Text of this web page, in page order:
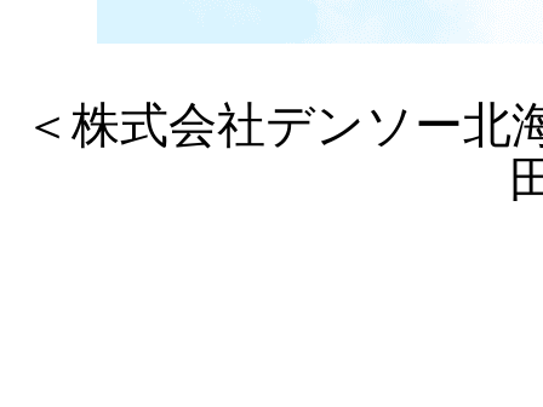
＜株式会社デンソー